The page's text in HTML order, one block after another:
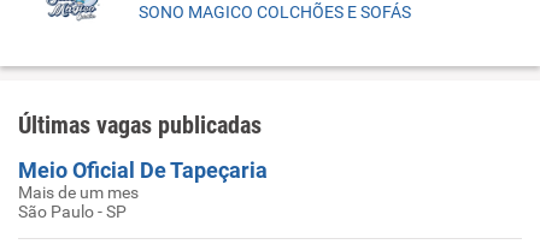
SONO MAGICO COLCHÕES E SOFÁS
Últimas vagas publicadas
Meio Oficial De Tapeçaria
Mais de um mes
São Paulo - SP